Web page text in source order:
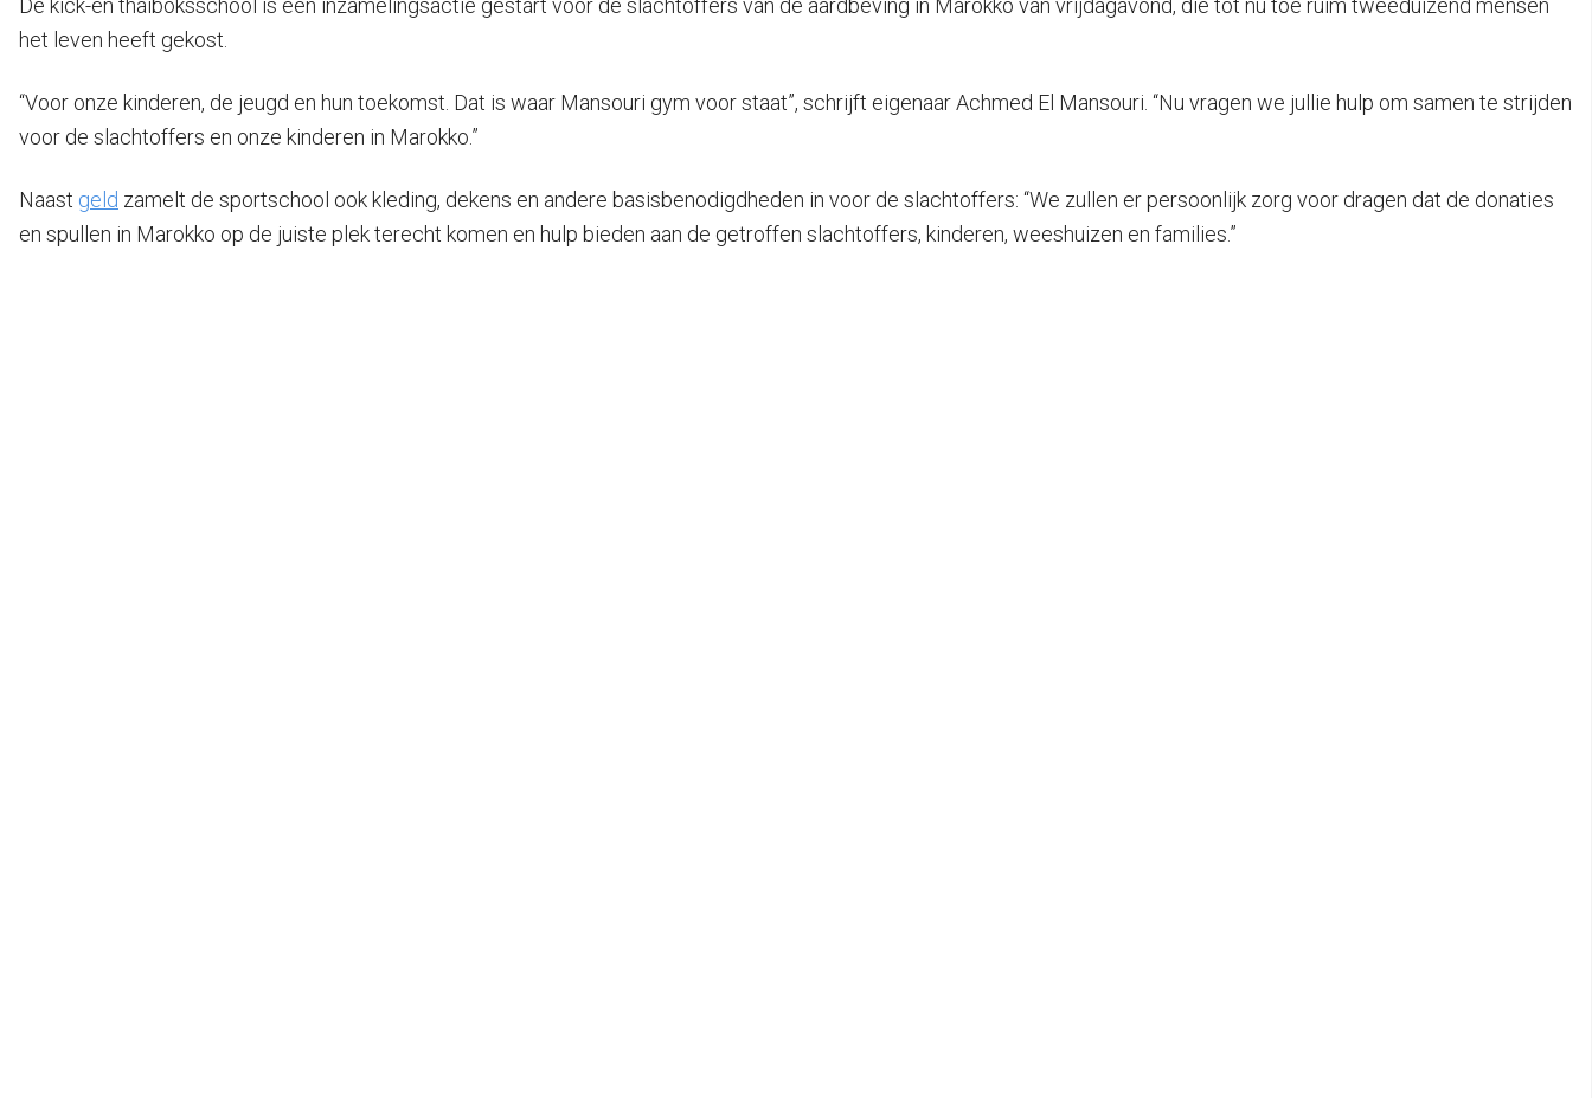
De kick-en thaiboksschool is een inzamelingsactie gestart voor de slachtoffers van de aardbeving in Marokko van vrijdagavond, die tot nu toe ruim tweeduizend mensen
het leven heeft gekost.
“Voor onze kinderen, de jeugd en hun toekomst. Dat is waar Mansouri gym voor staat”, schrijft eigenaar Achmed El Mansouri. “Nu vragen we jullie hulp om samen te strijden
voor de slachtoffers en onze kinderen in Marokko.”
Naast geld zamelt de sportschool ook kleding, dekens en andere basisbenodigdheden in voor de slachtoffers: “We zullen er persoonlijk zorg voor dragen dat de donaties
en spullen in Marokko op de juiste plek terecht komen en hulp bieden aan de getroffen slachtoffers, kinderen, weeshuizen en families.”